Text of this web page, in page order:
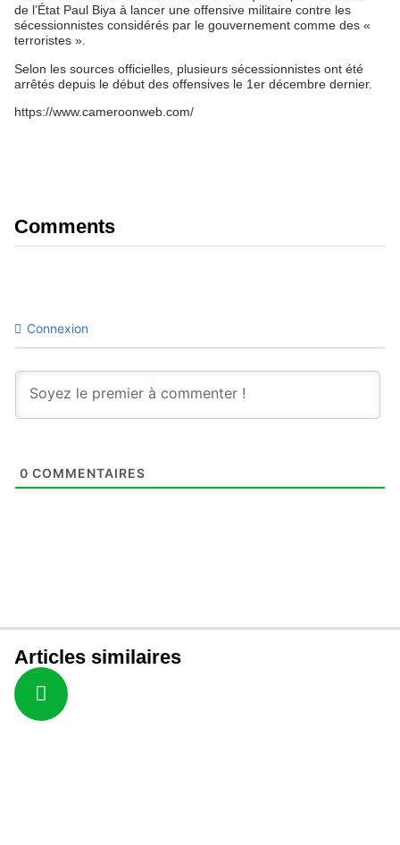
de l’État Paul Biya à lancer une offensive militaire contre les
sécessionnistes considérés par le gouvernement comme des «
terroristes ».
Selon les sources officielles, plusieurs sécessionnistes ont été
arrêtés depuis le début des offensives le 1er décembre dernier.
https://www.cameroonweb.com/
Comments
Connexion
0 COMMENTAIRES
Articles similaires